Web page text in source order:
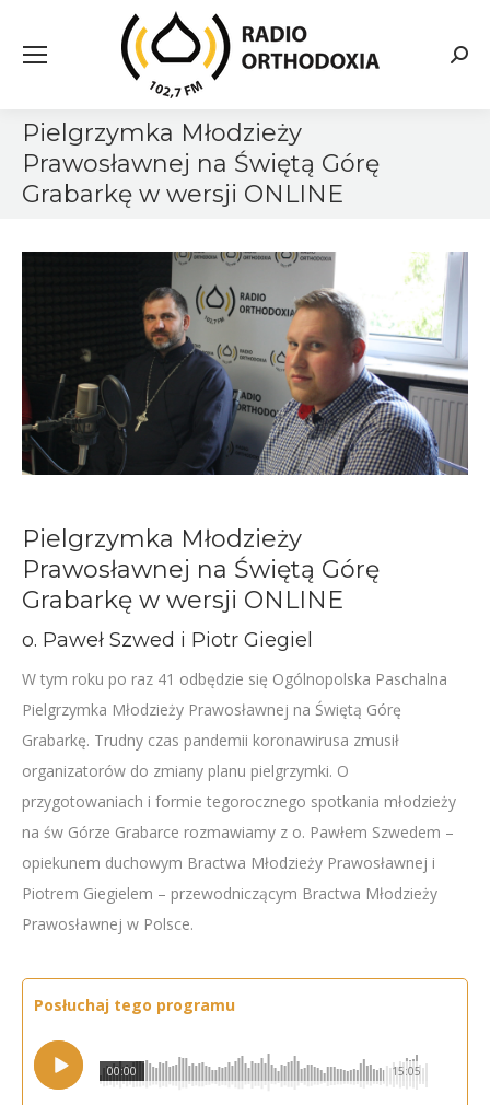
Pielgrzymka Młodzieży
Prawosławnej na Świętą Górę
Grabarkę w wersji ONLINE
Pielgrzymka Młodzieży
Prawosławnej na Świętą Górę
Grabarkę w wersji ONLINE
o. Paweł Szwed i Piotr Giegiel
W tym roku po raz 41 odbędzie się Ogólnopolska Paschalna
Pielgrzymka Młodzieży Prawosławnej na Świętą Górę
Grabarkę. Trudny czas pandemii koronawirusa zmusił
organizatorów do zmiany planu pielgrzymki. O
przygotowaniach i formie tegorocznego spotkania młodzieży
na św Górze Grabarce rozmawiamy z o. Pawłem Szwedem –
opiekunem duchowym Bractwa Młodzieży Prawosławnej i
Piotrem Giegielem – przewodniczącym Bractwa Młodzieży
Prawosławnej w Polsce.
Posłuchaj tego programu
15:05
00:00